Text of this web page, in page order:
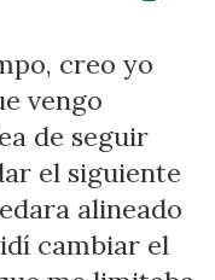
creo yo
vengo
de seguir
el siguiente
alineado
cambiar el